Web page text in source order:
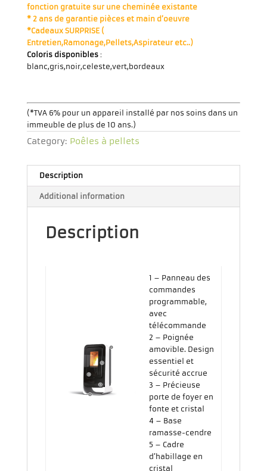
fonction gratuite sur une cheminée existante
* 2 ans de garantie pièces et main d’oeuvre
*Cadeaux SURPRISE (
Entretien,Ramonage,Pellets,Aspirateur etc..)
Coloris disponibles:
blanc,gris,noir,celeste,vert,bordeaux
(*TVA 6% pour un appareil installé par nos soins dans un
immeuble de plus de 10 ans.)
Category: Poêles à pellets
Description
Additional information
Description
1 – Panneau des
commandes
programmable,
avec
télécommande
2 – Poignée
amovible. Design
essentiel et
sécurité accrue
3 – Précieuse
porte de foyer en
fonte et cristal
4 – Base
ramasse-cendre
5 – Cadre
d’habillage en
cristal